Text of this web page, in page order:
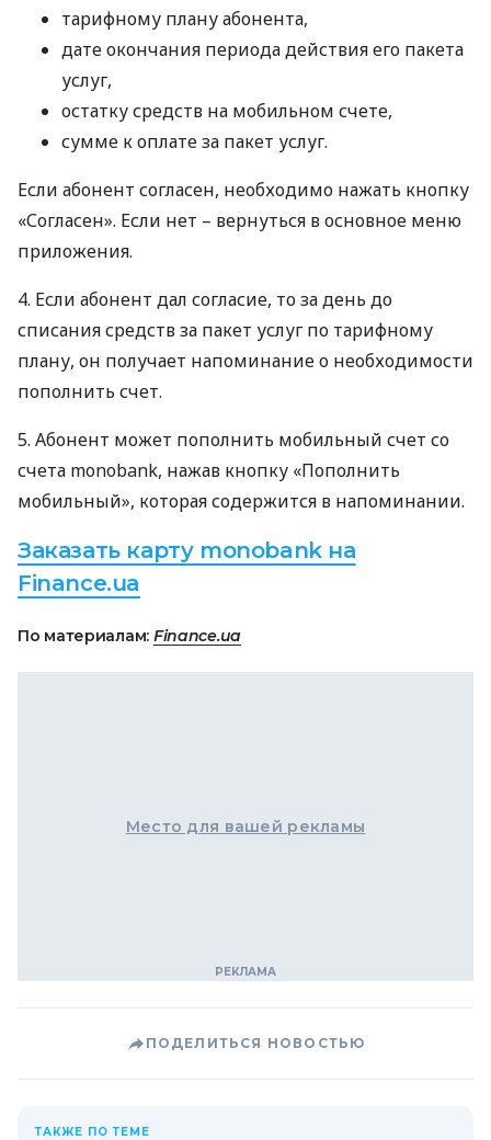
тарифному плану абонента,
дате окончания периода действия его пакета
услуг,
остатку средств на мобильном счете,
сумме к оплате за пакет услуг.
Если абонент согласен, необходимо нажать кнопку
«Согласен». Если нет – вернуться в основное меню
приложения.
4. Если абонент дал согласие, то за день до
списания средств за пакет услуг по тарифному
плану, он получает напоминание о необходимости
пополнить счет.
5. Абонент может пополнить мобильный счет со
счета monobank, нажав кнопку «Пополнить
мобильный», которая содержится в напоминании.
Заказать карту monobank на
Finance.ua
По материалам: Finance.ua
Место для вашей рекламы
ПОДЕЛИТЬСЯ НОВОСТЬЮ
ТАКЖЕ ПО ТЕМЕ